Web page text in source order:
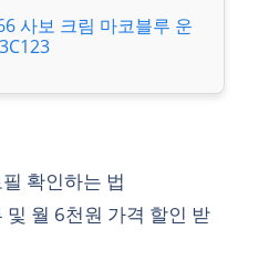
사보 크림 마코블루 운
확인하는 법
월 6천원 가격 할인 받